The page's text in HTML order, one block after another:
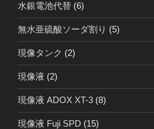
水銀電池代替 (6)
無水亜硫酸ソーダ割り (5)
現像タンク (2)
現像液 (2)
現像液 ADOX XT-3 (8)
現像液 Fuji SPD (15)